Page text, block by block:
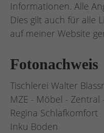
Informationen. Alle
Dies gilt auch für alle
auf meiner Website
Fotonachweis
Tischlerei Walter
MZE - Möbel - Zentral
Regina Schlafkomfort
Inku Boden